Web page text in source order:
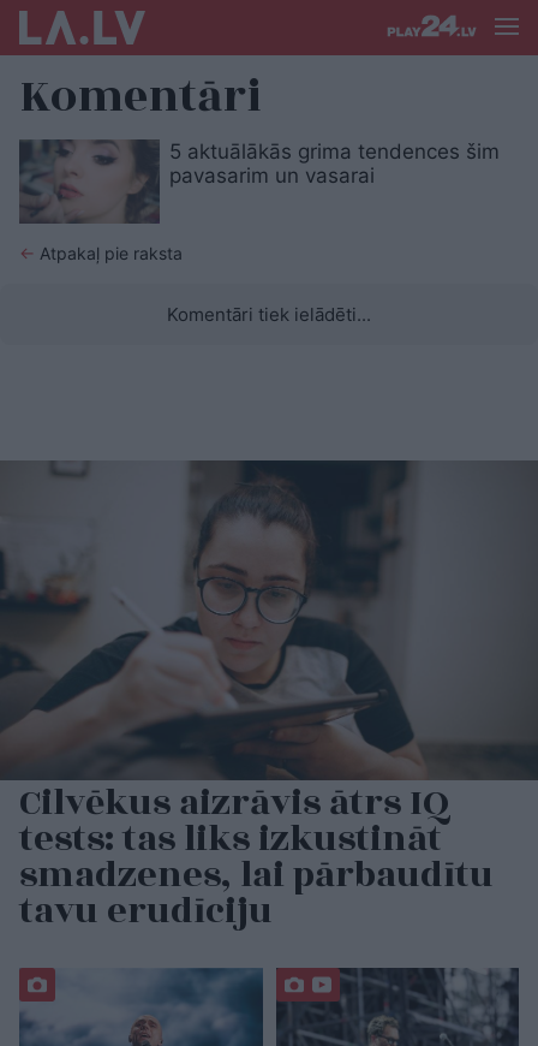
Komentāri
5 aktuālākās grima tendences šim
pavasarim un vasarai
← Atpakaļ pie raksta
Komentāri tiek ielādēti...
Cilvēkus aizrāvis ātrs IQ
tests: tas liks izkustināt
smadzenes, lai pārbaudītu
tavu erudīciju